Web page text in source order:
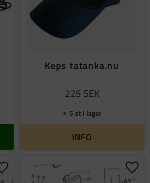
Keps tatanka.nu
225 SEK
5 st i lager
INFO
Lägg till i favoriter